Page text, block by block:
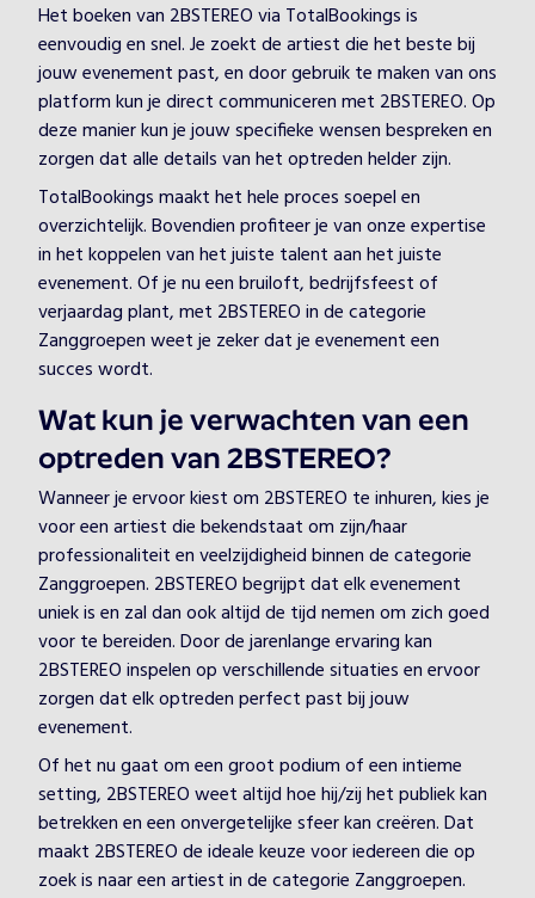
Het boeken van 2BSTEREO via TotalBookings is
eenvoudig en snel. Je zoekt de artiest die het beste bij
jouw evenement past, en door gebruik te maken van ons
platform kun je direct communiceren met 2BSTEREO. Op
deze manier kun je jouw specifieke wensen bespreken en
zorgen dat alle details van het optreden helder zijn.
TotalBookings maakt het hele proces soepel en
overzichtelijk. Bovendien profiteer je van onze expertise
in het koppelen van het juiste talent aan het juiste
evenement. Of je nu een bruiloft, bedrijfsfeest of
verjaardag plant, met 2BSTEREO in de categorie
Zanggroepen weet je zeker dat je evenement een
succes wordt.
Wat kun je verwachten van een
optreden van 2BSTEREO?
Wanneer je ervoor kiest om 2BSTEREO te inhuren, kies je
voor een artiest die bekendstaat om zijn/haar
professionaliteit en veelzijdigheid binnen de categorie
Zanggroepen. 2BSTEREO begrijpt dat elk evenement
uniek is en zal dan ook altijd de tijd nemen om zich goed
voor te bereiden. Door de jarenlange ervaring kan
2BSTEREO inspelen op verschillende situaties en ervoor
zorgen dat elk optreden perfect past bij jouw
evenement.
Of het nu gaat om een groot podium of een intieme
setting, 2BSTEREO weet altijd hoe hij/zij het publiek kan
betrekken en een onvergetelijke sfeer kan creëren. Dat
maakt 2BSTEREO de ideale keuze voor iedereen die op
zoek is naar een artiest in de categorie Zanggroepen.